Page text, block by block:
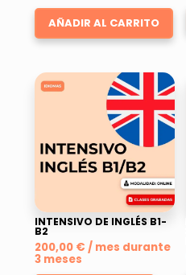
AÑADIR AL CARRITO
INTENSIVO DE INGLÉS B1-
B2
200,00 € / mes durante
3 meses